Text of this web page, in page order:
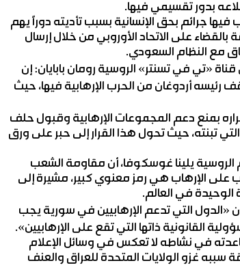
بدور تقسيمي فيها.
جرائم بحق الإنسانية بسبب تأديته دوراً يهم
على الاتحاد الأوروبي من خلال إرسال
مع النظام السعودي.
«تي في تسنتر» الروسية رومان بابايان: إن
أردوغان من الحرب الإرهابية فيها، حيث
بمنع دعم المجموعات الإرهابية وقبول حلف
تبنته، حيث تحول هذا القرار إلى حبر على ورق
الروسية يلينا غوسكوفا، أن مقاومة الشعب
على الإرهاب هي رمز معنوي كبير، مشيرة إلى
الوحيدة في العالم.
«الدول التي تدعم الإرهابيين في سورية يجب
القانونية ذاتها التي تقع على الإرهابيين».
في نشاطه لا تعكس في وسائل الإعلام
سببه غزو الولايات المتحدة للعراق والعنف